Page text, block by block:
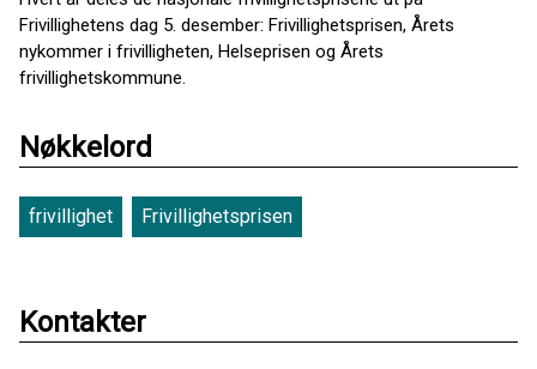
Frivillighetens dag 5. desember: Frivillighetsprisen, Årets
nykommer i frivilligheten, Helseprisen og Årets
frivillighetskommune.
Nøkkelord
frivillighet Frivillighetsprisen
Kontakter